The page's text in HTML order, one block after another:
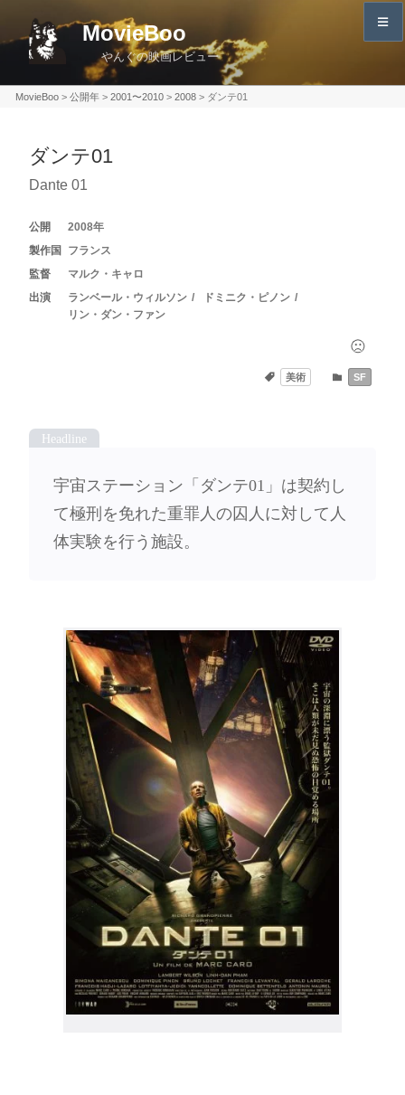
ン
MovieBoo
やんぐの映画レビュー
MovieBoo> 公開年> 2001〜2010> 2008> ダンテ01
ダンテ01
Dante 01
2008
フランス
マルク・キャロ
ランベール・ウィルソン
ドミニク・ピノン
リン・ダン・ファン
SF
美術
宇宙ステーション「ダンテ01」は契約し
て極刑を免れた重罪人の囚人に対して人
体実験を行う施設。